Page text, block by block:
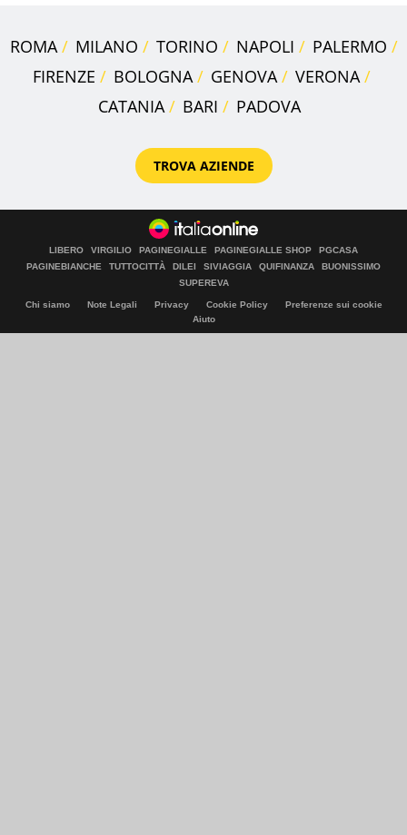
ROMA MILANO TORINO NAPOLI
PALERMO
FIRENZE
BOLOGNA GENOVA
VERONA
CATANIA
BARI PADOVA
TROVA AZIENDE
LIBERO VIRGILIO PAGINEGIALLE PAGINEGIALLE SHOP
PGCASA
PAGINEBIANCHE
TUTTOCITTÀ DILEI SIVIAGGIA QUIFINANZA
BUONISSIMO
SUPEREVA
Chi siamo Note Legali Privacy Cookie Policy
Preferenze sui cookie
Aiuto